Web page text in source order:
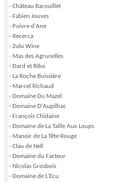
- Château Barouillet
- Fabien Jouves
- Poivre d'Ane
- Recerca
- Zulu Wine
- Mas des Agrunelles
- Dard et Ribo
- La Roche Buissière
- Marcel Richaud
- Domaine Du Mazel
- Domaine D'Aupilhac
- François Chidaine
- Domaine de La Taille Aux Loups
- Manoir de La Tête Rouge
- Clau de Nell
- Domaine du Facteur
- Nicolas Grosbois
- Domaine de L'Ecu